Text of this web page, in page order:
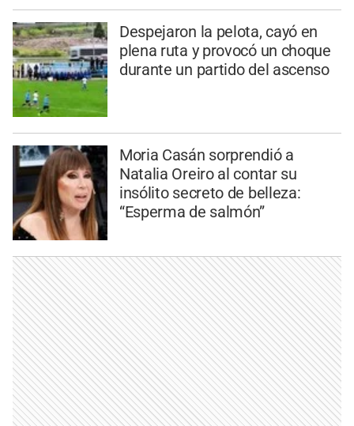
Despejaron la pelota, cayó en
plena ruta y provocó un choque
durante un partido del ascenso
Moria Casán sorprendió a
Natalia Oreiro al contar su
insólito secreto de belleza:
“Esperma de salmón”